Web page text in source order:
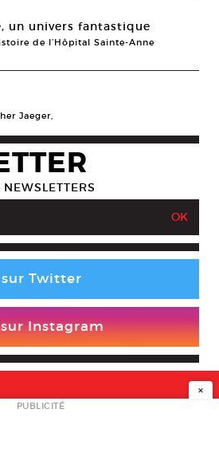
un univers fantastique
de l’Hôpital Sainte-Anne
Jaeger,
Twitter
Instagram
×
PUBLICITÉ